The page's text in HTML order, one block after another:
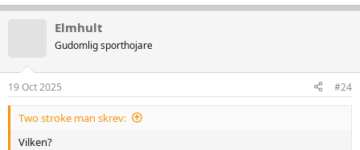
Elmhult
Gudomlig sporthojare
19 Oct 2025 #24
Two stroke man skrev:
Vilken?